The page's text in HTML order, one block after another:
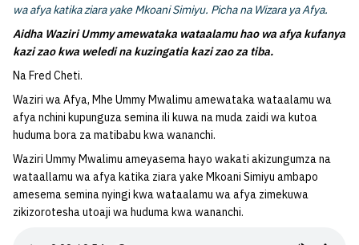
wa afya katika ziara yake Mkoani Simiyu. Picha na Wizara ya Afya.
Aidha Waziri Ummy amewataka wataalamu hao wa afya kufanya
kazi zao kwa weledi na kuzingatia kazi zao za tiba.
Na Fred Cheti.
Waziri wa Afya, Mhe Ummy Mwalimu amewataka wataalamu wa
afya nchini kupunguza semina ili kuwa na muda zaidi wa kutoa
huduma bora za matibabu kwa wananchi.
Waziri Ummy Mwalimu ameyasema hayo wakati akizungumza na
wataallamu wa afya katika ziara yake Mkoani Simiyu ambapo
amesema semina nyingi kwa wataalamu wa afya zimekuwa
zikizorotesha utoaji wa huduma kwa wananchi.